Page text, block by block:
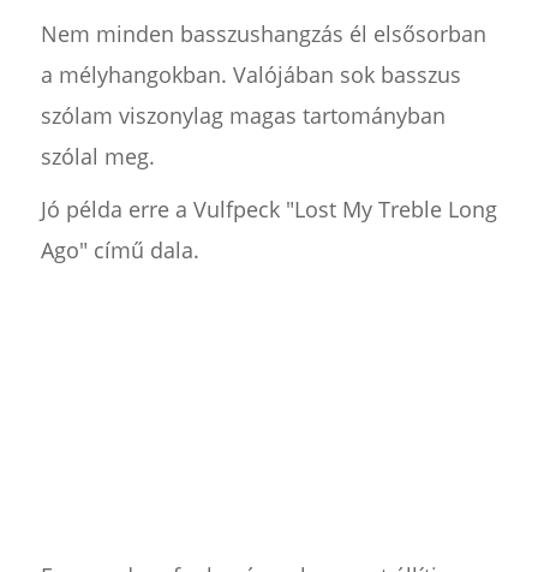
Nem minden basszushangzás él elsősorban
a mélyhangokban. Valójában sok basszus
szólam viszonylag magas tartományban
szólal meg.
Jó példa erre a Vulfpeck "Lost My Treble Long
Ago" című dala.